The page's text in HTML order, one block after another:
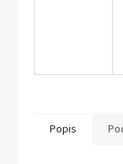
Popis